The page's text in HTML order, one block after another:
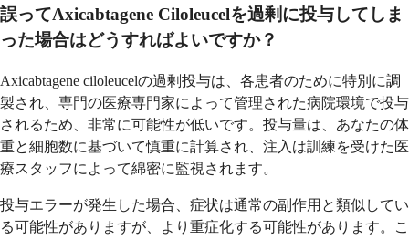
誤ってAxicabtagene Ciloleucelを過剰に投与してしま
った場合はどうすればよいですか？
Axicabtagene ciloleucelの過剰投与は、各患者のために特別に調
製され、専門の医療専門家によって管理された病院環境で投与
されるため、非常に可能性が低いです。投与量は、あなたの体
重と細胞数に基づいて慎重に計算され、注入は訓練を受けた医
療スタッフによって綿密に監視されます。
投与エラーが発生した場合、症状は通常の副作用と類似してい
る可能性がありますが、より重症化する可能性があります。こ